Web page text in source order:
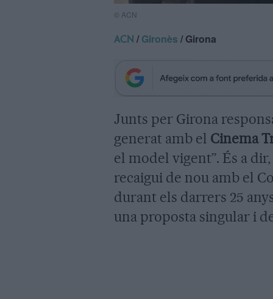
© ACN
ACN /Gironès / Girona
Junts per Girona
generat amb el Cinema
el model vigent”. És a
recaigui de nou amb el
durant els darrers 25
una proposta singular i